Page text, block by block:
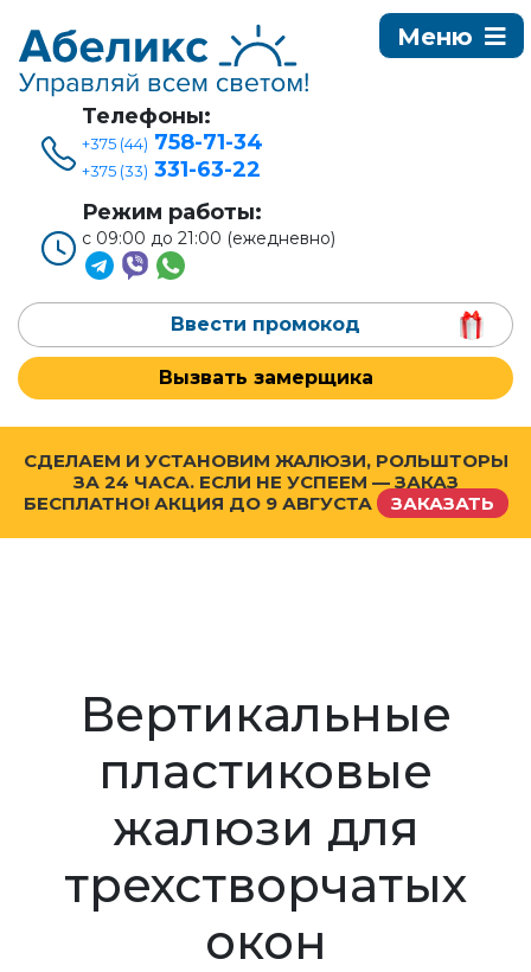
Телефоны:
+375 (44) 758-71-34
+375 (33) 331-63-22
Режим работы:
с 09:00 до 21:00 (ежедневно)
Ввести промокод
Вызвать замерщика
СДЕЛАЕМ И УСТАНОВИМ ЖАЛЮЗИ, РОЛЬШТОРЫ
ЗА 24 ЧАСА. ЕСЛИ НЕ УСПЕЕМ — ЗАКАЗ
БЕСПЛАТНО! АКЦИЯ ДО 9 АВГУСТА ЗАКАЗАТЬ
Вертикальные
пластиковые
жалюзи для
трехстворчатых
окон